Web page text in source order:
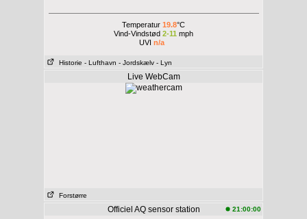
Temperatur 19.8°C
Vind-Vindstød 2-11 mph
UVI n/a
Historie - Lufthavn - Jordskælv - Lyn
Live WebCam
Forstørre
Officiel AQ sensor station 21:00:00